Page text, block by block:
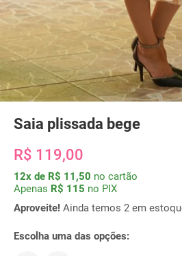
Saia plissada bege
R$ 119,00
12x de R$ 11,50 no cartão
Apenas R$ 115 no PIX
Aproveite! Ainda temos 2 em
Escolha uma das opções: